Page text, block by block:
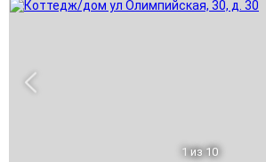
1 из 10